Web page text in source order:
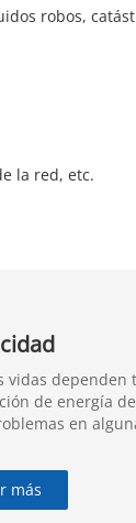
robos,
la red, etc.
vidas
de energía
en
eléctrica, y
de protección
y
más